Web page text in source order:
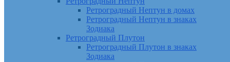
Ретроградный Нептун в домах
Ретроградный Нептун в знаках
Зодиака
Ретроградный Плутон
Ретроградный Плутон в знаках
Зодиака